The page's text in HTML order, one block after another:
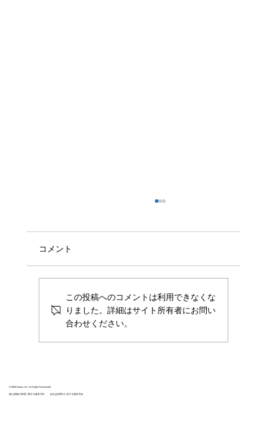
株式会社Scalar、ScalarDB MCP Server を
コメント
この投稿へのコメントは利用できなくな
りました。詳細はサイト所有者にお問い
合わせください。
© 2025 Scalar, Inc. All Rights Reservered
個人情報の管理に関する基本方針 反社会的勢力に対する基本方針